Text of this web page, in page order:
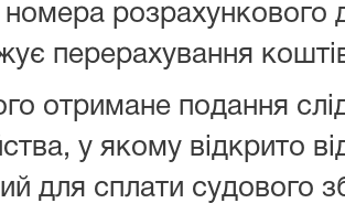
номера розрахункового
перерахування
отримане подання
у якому відкрито
для сплати судового